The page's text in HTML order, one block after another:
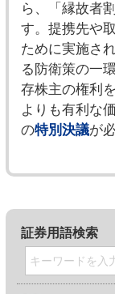
ら、「縁故者
す。提携先や
ために実施さ
る防衛策の一
存株主の権利
よりも有利な
の特別決議が
証券用語検索